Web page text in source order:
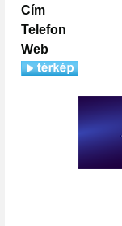
Cím
Telefon
Web